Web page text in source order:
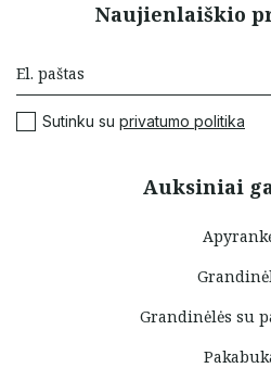
Auksiniai
Grandinėlės su
Naujienlaiškio
Sutinku su privatumo politika